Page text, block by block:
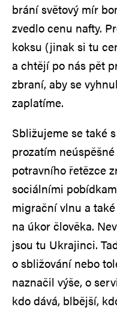
brání světový mír
zvedlo cenu nafty.
koksu (jinak si tu
a chtějí po nás pět
zbraní, aby se
zaplatíme.
Sbližujeme se také
prozatím
potravního řetězce
sociálními
migrační vlnu a
na úkor člověka.
jsou tu Ukrajinci.
o sbližování nebo
naznačil výše, o
kdo dává, blbější,